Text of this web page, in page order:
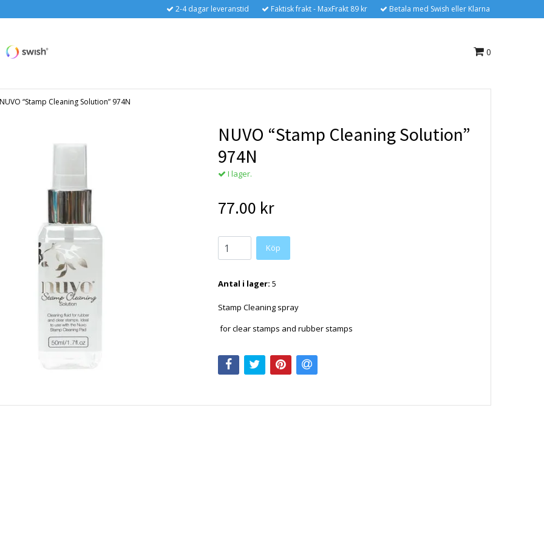
2-4 dagar leveranstid Faktisk frakt - MaxFrakt 89 kr Betala med Swish eller Klarna
0
NUVO “Stamp Cleaning Solution” 974N
NUVO “Stamp Cleaning Solution”
974N
I lager.
77.00 kr
Antal i lager: 5
Stamp Cleaning spray
for clear stamps and rubber stamps